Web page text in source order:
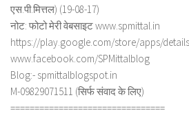
एस.पी.मित्तल) (19-08-17)
नोट: फोटो मेरी वेबसाइट www.spmittal.in
https://play.google.com/store/apps/
www.facebook.com/SPMittalblog
Blog:- spmittalblogspot.in
M-09829071511 (सिर्फ संवाद के लिए)
================================